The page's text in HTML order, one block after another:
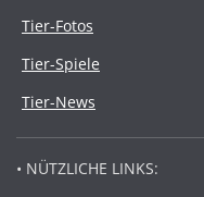
Tier-Fotos
Tier-Spiele
Tier-News
• NÜTZLICHE LINKS: